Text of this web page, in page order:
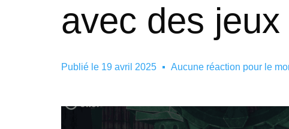
avec des
Publié le 19 avril 2025 Aucune réaction pour le